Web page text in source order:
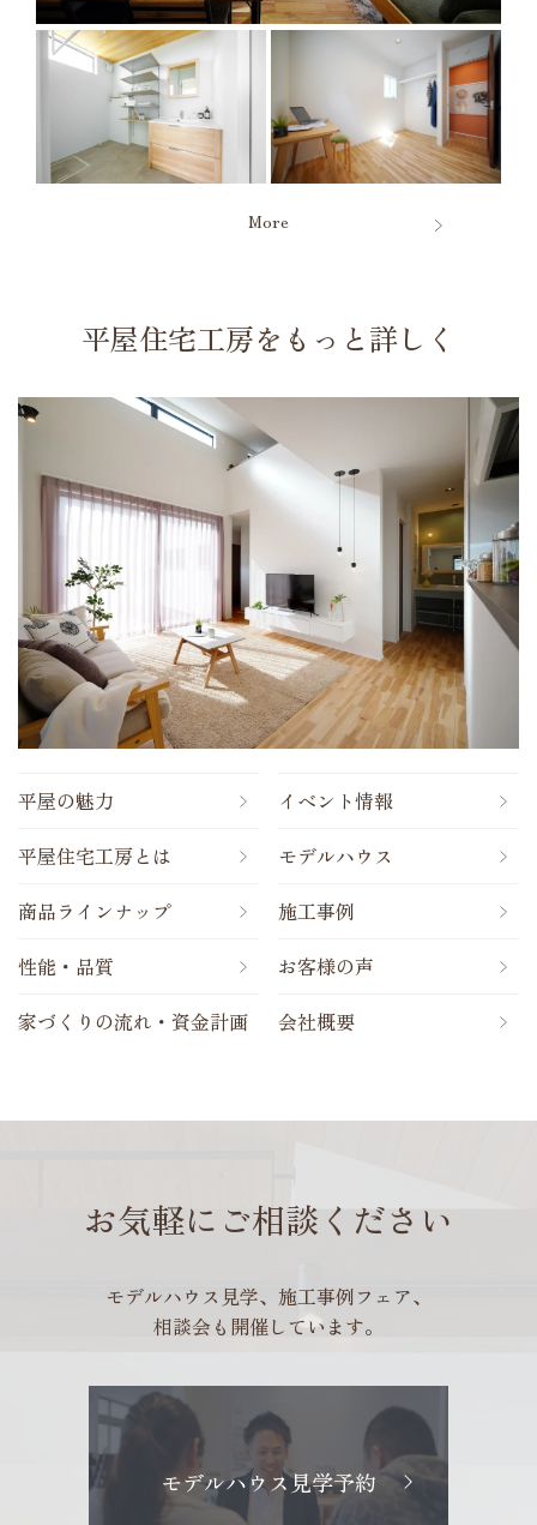
More
平屋住宅工房をもっと詳しく
平屋の魅力
平屋住宅工房とは
商品ラインナップ
性能・品質
家づくりの流れ・資金計画
イベント情報
モデルハウス
施工事例
お客様の声
会社概要
お気軽にご相談ください
モデルハウス見学、施工事例フェア、
相談会も開催しています。
モデルハウス見学予約